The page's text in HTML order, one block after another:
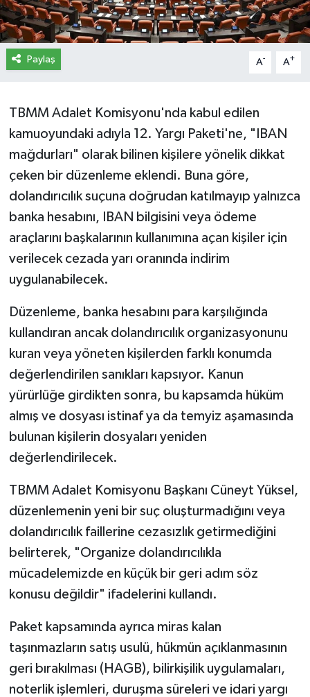
Paylaş A- A+
TBMM Adalet Komisyonu'nda kabul edilen
kamuoyundaki adıyla 12. Yargı Paketi'ne, "IBAN
mağdurları" olarak bilinen kişilere yönelik dikkat
çeken bir düzenleme eklendi. Buna göre,
dolandırıcılık suçuna doğrudan katılmayıp yalnızca
banka hesabını, IBAN bilgisini veya ödeme
araçlarını başkalarının kullanımına açan kişiler için
verilecek cezada yarı oranında indirim
uygulanabilecek.
Düzenleme, banka hesabını para karşılığında
kullandıran ancak dolandırıcılık organizasyonunu
kuran veya yöneten kişilerden farklı konumda
değerlendirilen sanıkları kapsıyor. Kanun
yürürlüğe girdikten sonra, bu kapsamda hüküm
almış ve dosyası istinaf ya da temyiz aşamasında
bulunan kişilerin dosyaları yeniden
değerlendirilecek.
TBMM Adalet Komisyonu Başkanı Cüneyt Yüksel,
düzenlemenin yeni bir suç oluşturmadığını veya
dolandırıcılık faillerine cezasızlık getirmediğini
belirterek, "Organize dolandırıcılıkla
mücadelemizde en küçük bir geri adım söz
konusu değildir" ifadelerini kullandı.
Paket kapsamında ayrıca miras kalan
taşınmazların satış usulü, hükmün açıklanmasının
geri bırakılması (HAGB), bilirkişilik uygulamaları,
noterlik işlemleri, duruşma süreleri ve idari yargı